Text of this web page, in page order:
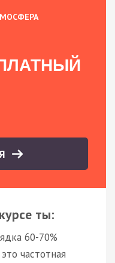
ты:
60-70%
частотная